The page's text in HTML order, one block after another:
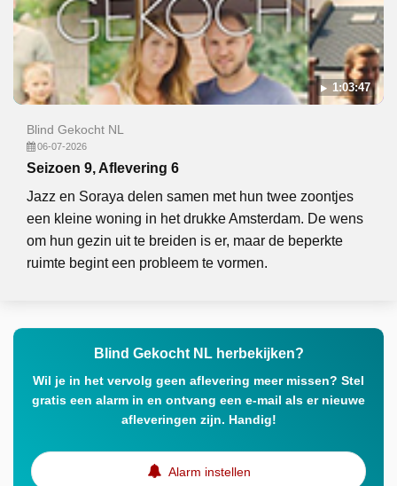
1:03:47
Blind Gekocht NL
06-07-2026
Seizoen 9, Aflevering 6
Jazz en Soraya delen samen met hun twee zoontjes
een kleine woning in het drukke Amsterdam. De wens
om hun gezin uit te breiden is er, maar de beperkte
ruimte begint een probleem te vormen.
Blind Gekocht NL herbekijken?
Wil je in het vervolg geen aflevering meer missen? Stel
gratis een alarm in en ontvang een e-mail als er nieuwe
afleveringen zijn. Handig!
Alarm instellen